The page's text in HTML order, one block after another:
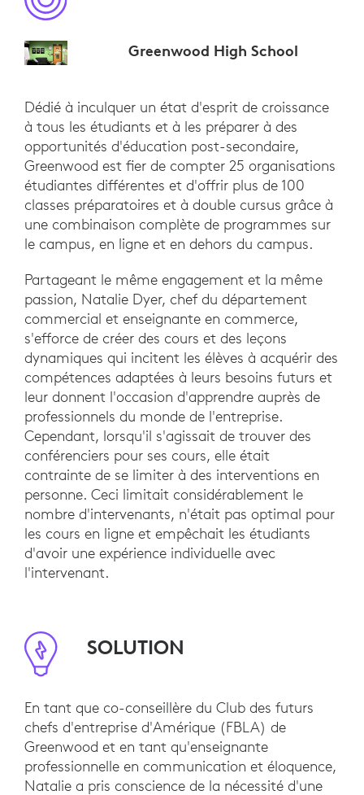
Greenwood High School
Dédié à inculquer un état d'esprit de croissance
à tous les étudiants et à les préparer à des
opportunités d'éducation post-secondaire,
Greenwood est fier de compter 25 organisations
étudiantes différentes et d'offrir plus de 100
classes préparatoires et à double cursus grâce à
une combinaison complète de programmes sur
le campus, en ligne et en dehors du campus.
Partageant le même engagement et la même
passion, Natalie Dyer, chef du département
commercial et enseignante en commerce,
s'efforce de créer des cours et des leçons
dynamiques qui incitent les élèves à acquérir des
compétences adaptées à leurs besoins futurs et
leur donnent l'occasion d'apprendre auprès de
professionnels du monde de l'entreprise.
Cependant, lorsqu'il s'agissait de trouver des
conférenciers pour ses cours, elle était
contrainte de se limiter à des interventions en
personne. Ceci limitait considérablement le
nombre d'intervenants, n'était pas optimal pour
les cours en ligne et empêchait les étudiants
d'avoir une expérience individuelle avec
l'intervenant.
SOLUTION
En tant que co-conseillère du Club des futurs
chefs d'entreprise d'Amérique (FBLA) de
Greenwood et en tant qu'enseignante
professionnelle en communication et éloquence,
Natalie a pris conscience de la nécessité d'une